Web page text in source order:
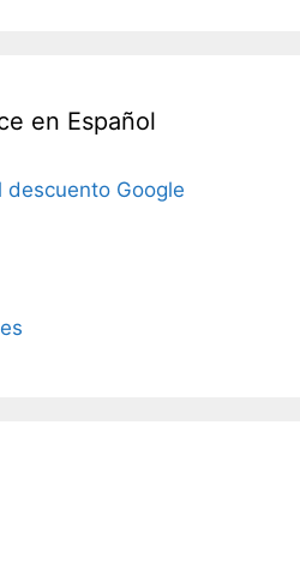
en Español
descuento Google